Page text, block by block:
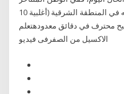
آنذاك كان يوجد تلفزيون الدولة، ومنه في المنطقة الشرقية (أغلبية 10
محترف في دقائق معدودهتعلم
الاكسيل من الصفرفى فيديو